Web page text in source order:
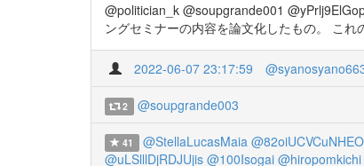
@politician_k @soupgrande001
ングセミナーの内容を論文化したもの。 こ
2022-06-07 23:17:59
2 @soupgrande003
41 @StellaLucasMaia
@uLSlllDjRDJUjis @100Isogai @hiropomkichi